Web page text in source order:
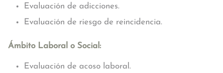
Evaluación de adicciones.
Evaluación de riesgo de reincidencia.
Ámbito Laboral o Social:
Evaluación de acoso laboral.